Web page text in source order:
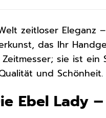
zeitloser
das Ihr
sie ist
und Schönheit.
Ebel Lady